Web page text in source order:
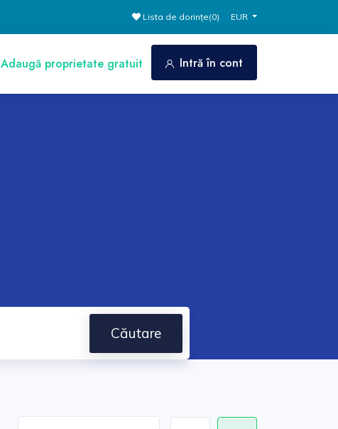
Lista de dorințe(0) EUR
Adaugă proprietate gratuit Intră în cont
Căutare